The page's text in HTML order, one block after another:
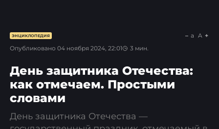
ЭНЦИКЛОПЕДИЯ
Опубликовано 04 ноября 2024, 22:01 3 мин.
a A
День защитника Отечества:
как отмечаем. Простыми
словами
День защитника Отечества —